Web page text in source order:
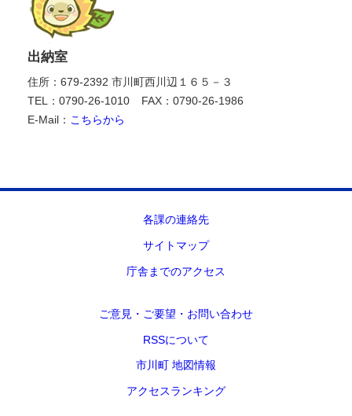
出納室
住所：679-2392 市川町西川辺１６５－３
TEL：0790-26-1010
FAX：0790-26-1986
E-Mail： こちらから
各課の連絡先
サイトマップ
庁舎までのアクセス
ご意見・ご要望・お問い合わせ
RSSについて
市川町 地図情報
アクセスランキング